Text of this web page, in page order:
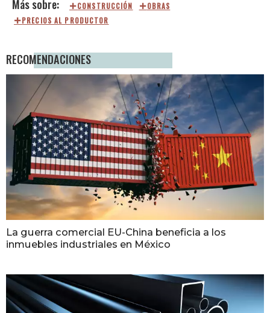
CONSTRUCCIÓN
OBRAS
PRECIOS AL PRODUCTOR
RECOMENDACIONES
La guerra comercial EU-China beneficia a los
inmuebles industriales en México